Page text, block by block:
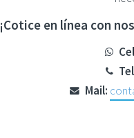
¡Cotice en línea con
Mail: